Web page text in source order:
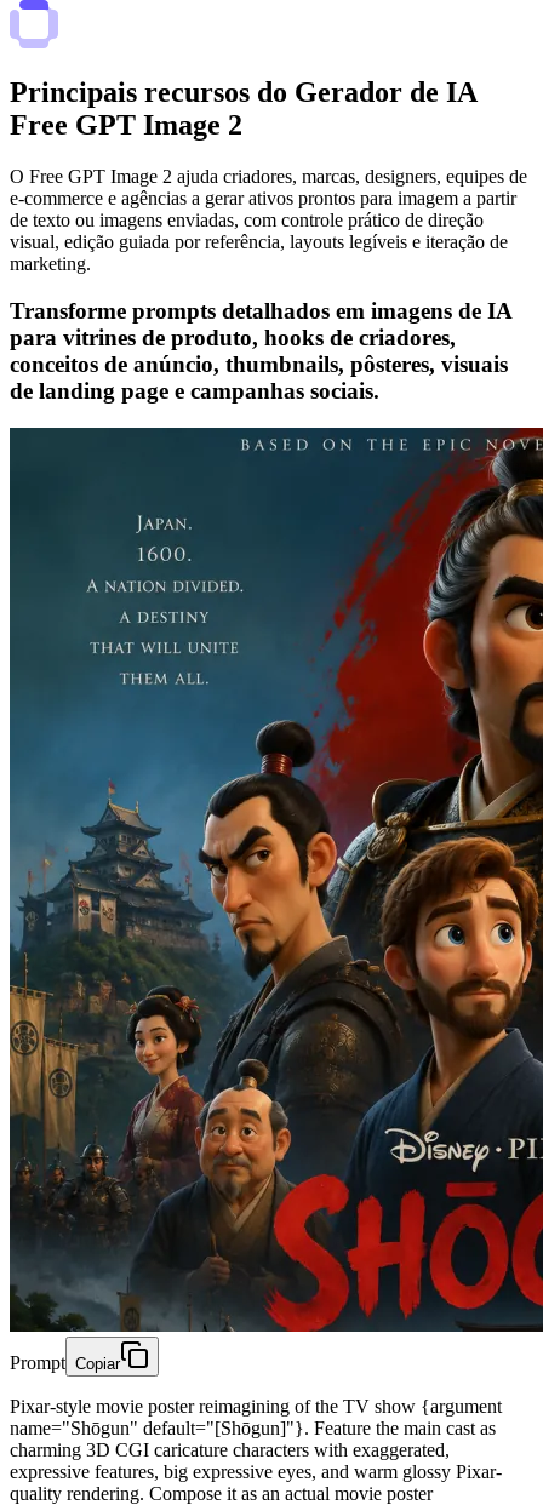
Principais recursos do Gerador de IA
Free GPT Image 2
O Free GPT Image 2 ajuda criadores, marcas, designers, equipes de
e-commerce e agências a gerar ativos prontos para imagem a partir
de texto ou imagens enviadas, com controle prático de direção
visual, edição guiada por referência, layouts legíveis e iteração de
marketing.
Transforme prompts detalhados em imagens de IA
para vitrines de produto, hooks de criadores,
conceitos de anúncio, thumbnails, pôsteres, visuais
de landing page e campanhas sociais.
Prompt Copiar
Pixar-style movie poster reimagining of the TV show {argument
name="Shōgun" default="[Shōgun]"}. Feature the main cast as
charming 3D CGI caricature characters with exaggerated,
expressive features, big expressive eyes, and warm glossy Pixar-
quality rendering. Compose it as an actual movie poster